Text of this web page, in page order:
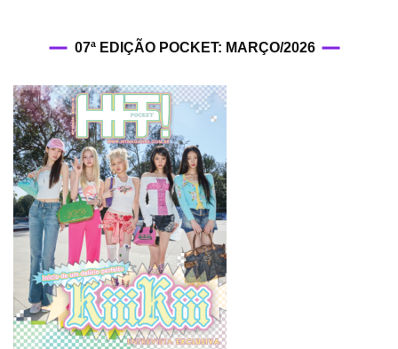
07ª EDIÇÃO POCKET: MARÇO/2026